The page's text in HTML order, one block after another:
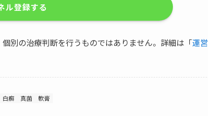
ル登録する
別の治療判断を行うものではありません。詳細は「運営
白癬 真菌 軟膏